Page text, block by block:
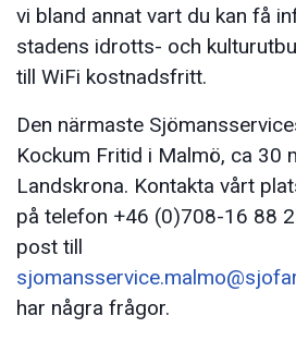
vi bland annat vart du kan få
stadens idrotts- och
till WiFi kostnadsfritt.
Den närmaste
Kockum Fritid i Malmö, ca 30
Landskrona. Kontakta vårt
på telefon +46 (0)708-16 88
post till
har några frågor.